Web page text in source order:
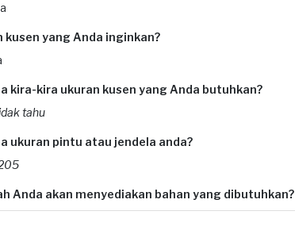
kusen yang Anda inginkan?
kira-kira ukuran kusen yang Anda butuhkan?
tahu
ukuran pintu atau jendela anda?
Anda akan menyediakan bahan yang dibutuhkan?